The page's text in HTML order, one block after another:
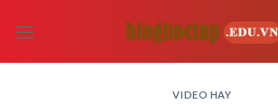
VIDEO HAY